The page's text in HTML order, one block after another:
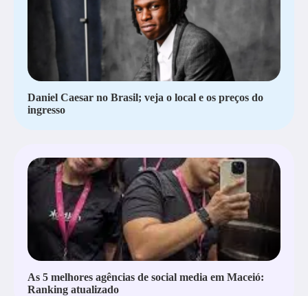
Daniel Caesar no Brasil; veja o local e os preços do
ingresso
As 5 melhores agências de social media em Maceió:
Ranking atualizado